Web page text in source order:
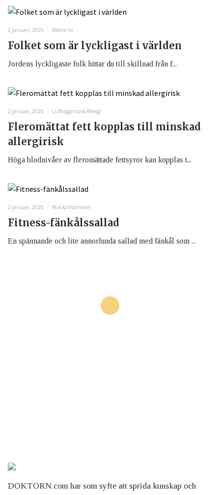
2 januari, 2025 Bättre liv
Folket som är lyckligast i världen
Jordens lyckligaste folk hittar du till skillnad från f...
2 januari, 2025 Luftvägarna & Allergi
Fleromättat fett kopplas till minskad
allergirisk
Höga blodnivåer av fleromättade fettsyror kan kopplas t...
2 januari, 2025 Mat & Vitaminer
Fitness-fänkålssallad
En spännande och lite annorlunda sallad med fänkål som ...
DOKTORN.com har som syfte att sprida kunskap och